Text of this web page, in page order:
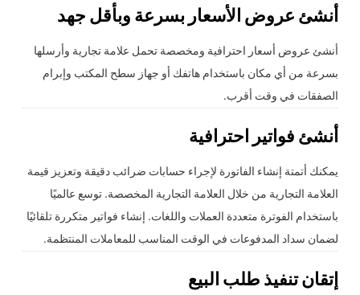
أنشئ عروض الأسعار بسرعة وبأقل جهد
أنشئ عروض أسعار احترافية ومخصصة تحمل علامة تجارية وأرسلها
بسرعة من أي مكان باستخدام هاتفك أو جهاز سطح المكتب وإبرام
الصفقات في وقت أقرب.
أنشئ فواتير احترافية
يمكنك أتمتة إنشاء الفاتورة لإجراء حسابات ضرائب دقيقة وتعزيز قيمة
العلامة التجارية من خلال العلامة التجارية المخصصة. توسع عالميًا
باستخدام الفوترة متعددة العملات واللغات. إنشاء فواتير متكررة تلقائيًا
لضمان سداد المدفوعات في الوقت المناسب للمعاملات المنتظمة.
إتقان تنفيذ طلب البيع